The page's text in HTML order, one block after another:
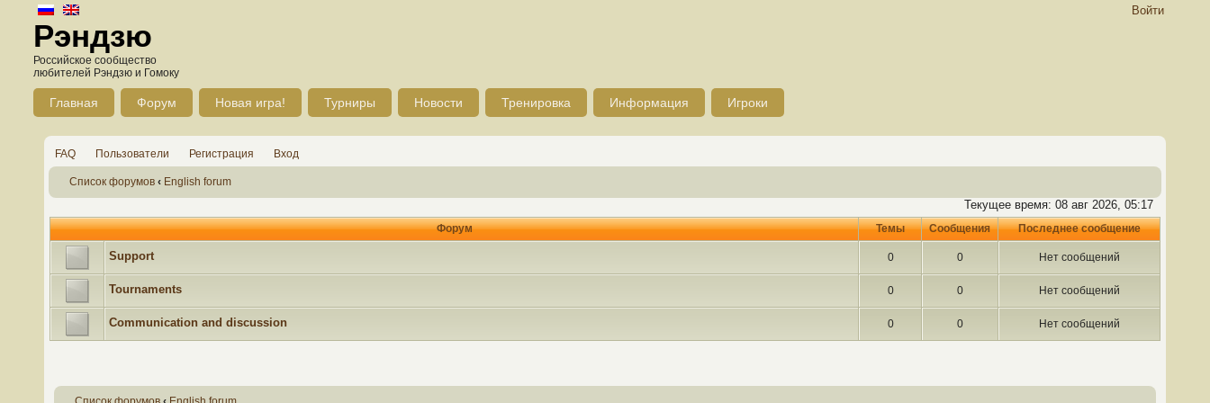
Войти
Рэндзю
Российское сообщество
любителей Рэндзю и Гомоку
Главная Форум Новая игра! Турниры Новости Тренировка Информация Игроки
FAQ Пользователи Регистрация Вход
Список форумов ‹ English forum
Текущее время: 08 авг 2026, 05:17
Форум Темы Сообщения Последнее сообщение
Support 0 0 Нет сообщений
Tournaments 0 0 Нет сообщений
Communication and discussion 0 0 Нет сообщений